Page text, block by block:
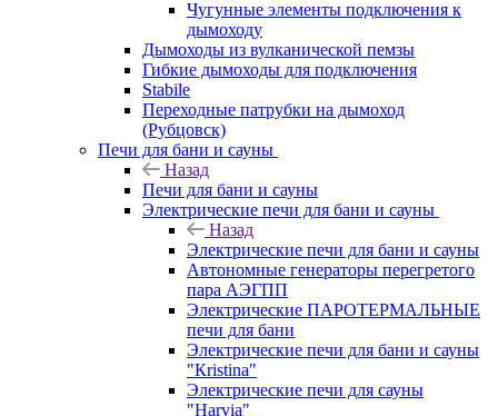
Чугунные элементы подключения к
дымоходу
Дымоходы из вулканической пемзы
Гибкие дымоходы для подключения
Stabile
Переходные патрубки на дымоход
(Рубцовск)
Печи для бани и сауны
Назад
Печи для бани и сауны
Электрические печи для бани и сауны
Назад
Электрические печи для бани и сауны
Автономные генераторы перегретого
пара АЭГПП
Электрические ПАРОТЕРМАЛЬНЫЕ
печи для бани
Электрические печи для бани и сауны
"Кristina"
Электрические печи для сауны
"Harvia"